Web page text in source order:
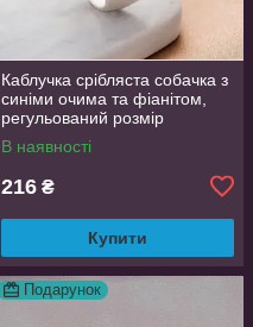
Каблучка срібляста собачка з
синіми очима та фіанітом,
регульований розмір
AurumLux016
В наявності
216 ₴
Купити
Подарунок